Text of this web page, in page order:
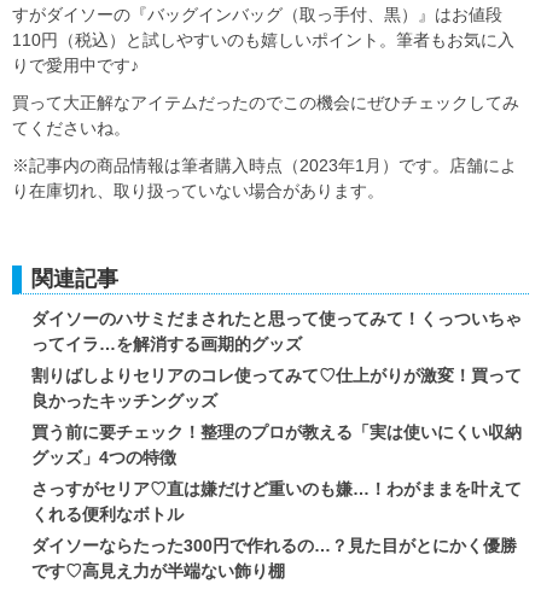
すがダイソーの『バッグインバッグ（取っ手付、黒）』はお値段
110円（税込）と試しやすいのも嬉しいポイント。筆者もお気に入
りで愛用中です♪
買って大正解なアイテムだったのでこの機会にぜひチェックしてみ
てくださいね。
※記事内の商品情報は筆者購入時点（2023年1月）です。店舗によ
り在庫切れ、取り扱っていない場合があります。
関連記事
ダイソーのハサミだまされたと思って使ってみて！くっついちゃ
ってイラ…を解消する画期的グッズ
割りばしよりセリアのコレ使ってみて♡仕上がりが激変！買って
良かったキッチングッズ
買う前に要チェック！整理のプロが教える「実は使いにくい収納
グッズ」4つの特徴
さっすがセリア♡直は嫌だけど重いのも嫌…！わがままを叶えて
くれる便利なボトル
ダイソーならたった300円で作れるの…？見た目がとにかく優勝
です♡高見え力が半端ない飾り棚